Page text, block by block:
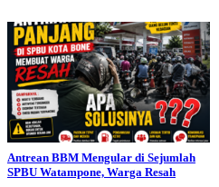
Antrean BBM Mengular di Sejumlah
SPBU Watampone, Warga Resah